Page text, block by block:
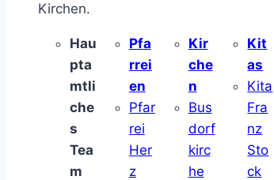
Kirchen.
Hau
pta
mtli
che
s
Tea
m
Pfa
rrei
en
Pfar
rei
Her
z
Kir
che
n
Bus
dorf
kirc
he
Kit
as
Kita
Fra
nz
Sto
ck